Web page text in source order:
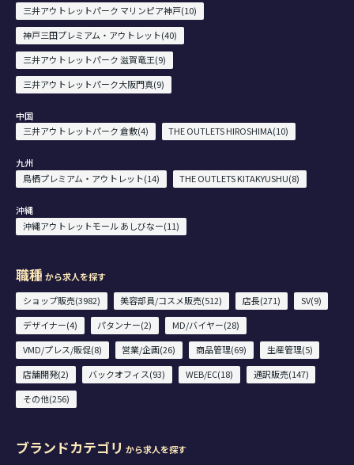
三井アウトレットパーク マリンピア神戸(10)
神戸三田プレミアム・アウトレット(40)
三井アウトレットパーク 滋賀竜王(9)
三井アウトレットパーク大阪門真(9)
中国
三井アウトレットパーク 倉敷(4)
THE OUTLETS HIROSHIMA(10)
九州
鳥栖プレミアム・アウトレット(14)
THE OUTLETS KITAKYUSHU(8)
沖縄
沖縄アウトレットモール あしびなー(11)
職種 から求人を探す
ショップ販売(3982)
美容部員/コスメ販売(512) 店長(271)
SV(9)
デザイナー(4)
パタンナー(2)
MD/バイヤー(28)
VMD/プレス/販促(8)
営業/企画(26) 商品管理(69)
生産管理(5)
店舗開発(2)
バックオフィス(93) WEB/EC(18)
通訳販売(147)
その他(256)
ブランドカテゴリ から求人を探す